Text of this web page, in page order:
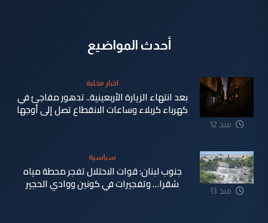
أحدث المواضيع
منذ 12
اخبار محلية
بعد انتهاء الزيارة الأربعينية.. تدهور مفاجئ في
كهرباء كربلاء وساعات الانقطاع تصل إلى أوجها
منذ 13
سياسية
جنوب لبنان: قوات الاحتلال تفجر محطة مياه
شقرا… وتفجيرات في كونين ووادي الحجير